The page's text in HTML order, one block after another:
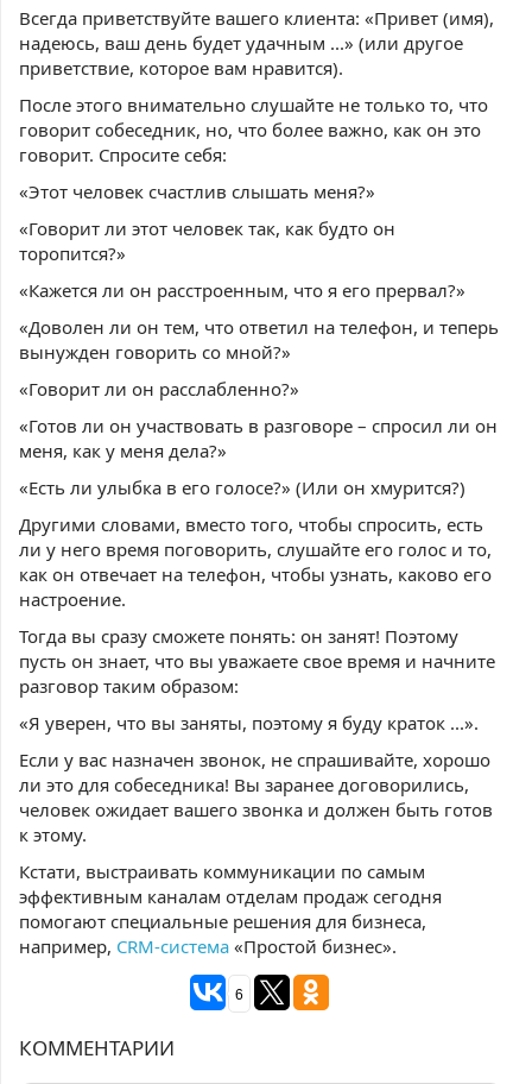
Всегда приветствуйте вашего клиента: «Привет (имя),
надеюсь, ваш день будет удачным ...» (или другое
приветствие, которое вам нравится).
После этого внимательно слушайте не только то, что
говорит собеседник, но, что более важно, как он это
говорит. Спросите себя:
«Этот человек счастлив слышать меня?»
«Говорит ли этот человек так, как будто он
торопится?»
«Кажется ли он расстроенным, что я его прервал?»
«Доволен ли он тем, что ответил на телефон, и теперь
вынужден говорить со мной?»
«Говорит ли он расслабленно?»
«Готов ли он участвовать в разговоре – спросил ли он
меня, как у меня дела?»
«Есть ли улыбка в его голосе?» (Или он хмурится?)
Другими словами, вместо того, чтобы спросить, есть
ли у него время поговорить, слушайте его голос и то,
как он отвечает на телефон, чтобы узнать, каково его
настроение.
Тогда вы сразу сможете понять: он занят! Поэтому
пусть он знает, что вы уважаете свое время и начните
разговор таким образом:
«Я уверен, что вы заняты, поэтому я буду краток ...».
Если у вас назначен звонок, не спрашивайте, хорошо
ли это для собеседника! Вы заранее договорились,
человек ожидает вашего звонка и должен быть готов
к этому.
Кстати, выстраивать коммуникации по самым
эффективным каналам отделам продаж сегодня
помогают специальные решения для бизнеса,
например, CRM-система «Простой бизнес».
6
КОММЕНТАРИИ